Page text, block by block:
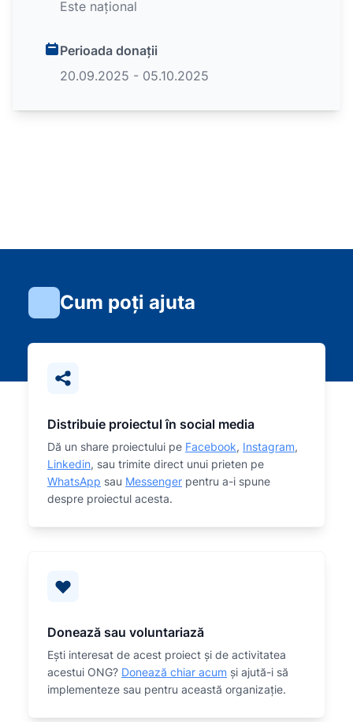
Este național
Perioada donații
20.09.2025 - 05.10.2025
Cum poți ajuta
Distribuie proiectul în social media
Dă un share proiectului pe Facebook, Instagram,
Linkedin, sau trimite direct unui prieten pe
WhatsApp sau Messenger pentru a-i spune
despre proiectul acesta.
Donează sau voluntariază
Eşti interesat de acest proiect și de activitatea
acestui ONG? Donează chiar acum și ajută-i să
implementeze sau pentru această organizaţie.